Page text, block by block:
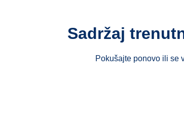
Sadržaj
Pokušajte ponovo ili se